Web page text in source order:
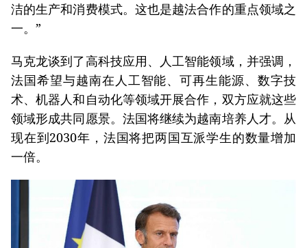
洁的生产和消费模式。这也是越法合作的重点领域之
一。”
马克龙谈到了高科技应用、人工智能领域，并强调，
法国希望与越南在人工智能、可再生能源、数字技
术、机器人和自动化等领域开展合作，双方应就这些
领域形成共同愿景。法国将继续为越南培养人才。从
现在到2030年，法国将把两国互派学生的数量增加
一倍。